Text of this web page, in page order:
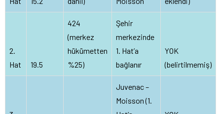
2.
Hat
19.5
424
(merkez
hükümetten
%25)
Şehir
merkezinde
1. Hat’a
bağlanır
YOK
(belirtilmemiş)
Juvenac –
Moisson (1.